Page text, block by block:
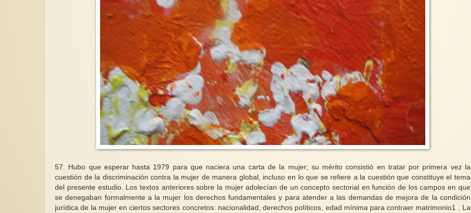
57. Hubo que esperar hasta 1979 para que naciera una carta de la mujer; su mérito consistió en tratar por primera vez la
cuestión de la discriminación contra la mujer de manera global, incluso en lo que se refiere a la cuestión que constituye el tema
del presente estudio. Los textos anteriores sobre la mujer adolecían de un concepto sectorial en función de los campos en que
se denegaban formalmente a la mujer los derechos fundamentales y para atender a las demandas de mejora de la condición
jurídica de la mujer en ciertos sectores concretos: nacionalidad, derechos políticos, edad mínima para contraer matrimonio1 . La